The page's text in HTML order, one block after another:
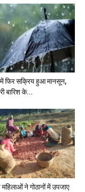
में फिर सक्रिय हुआ मानसून,
बारिश के...
ने गोठानों में उपजाए